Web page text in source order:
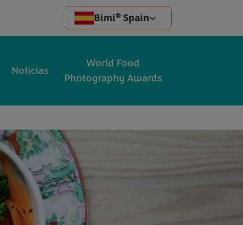
Bimi® Spain
Noticias
World Food
Photography Awards